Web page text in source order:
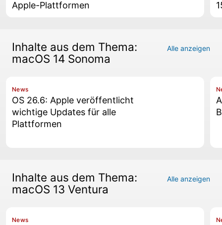
Apple-Plattformen
Inhalte aus dem Thema:
macOS 14 Sonoma
Alle anzeigen
News
OS 26.6: Apple veröffentlicht
wichtige Updates für alle
Plattformen
Inhalte aus dem Thema:
macOS 13 Ventura
Alle anzeigen
News